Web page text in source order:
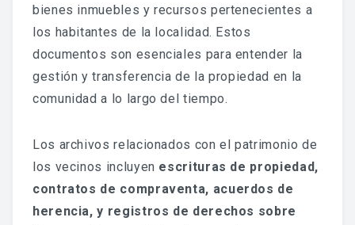
Reglamento De Uso Del Archivo
Fondo Eclesiástico
Fondo Histórico
Fondo Notarial
Catálogos Y Cuadros De Clasificación
bienes inmuebles y recursos pertenecientes a
los habitantes de la localidad. Estos
documentos son esenciales para entender la
gestión y transferencia de la propiedad en la
comunidad a lo largo del tiempo.
Los archivos relacionados con el patrimonio de
los vecinos incluyen escrituras de propiedad,
contratos de compraventa, acuerdos de
herencia, y registros de derechos sobre